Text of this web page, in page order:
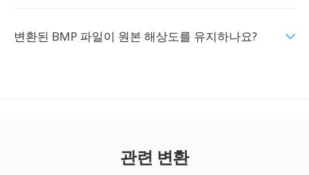
변환된 BMP 파일이 원본 해상도를 유지하나요?
관련 변환